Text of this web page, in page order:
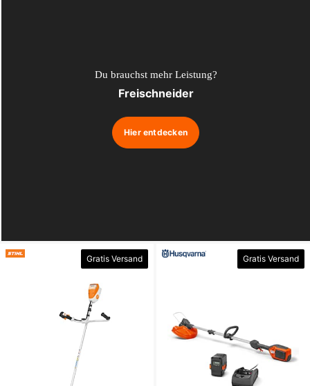
Gratis Versand Gratis Versand
Du brauchst mehr Leistung?
Freischneider
Hier entdecken